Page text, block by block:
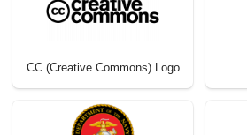
CC (Creative Commons) Logo